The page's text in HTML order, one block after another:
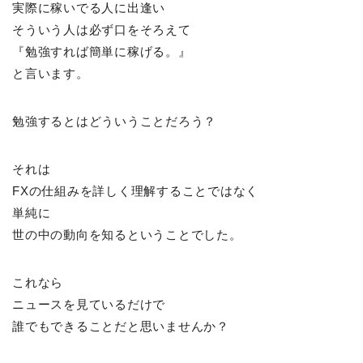
実際に稼いでる人に出逢い
そういう人は必ず口をそろえて
『勉強すれば簡単に稼げる。』
と言います。
勉強するとはどういうことだろう？
それは
FXの仕組みを詳しく理解することではなく
単純に
世の中の動向を知るということでした。
これなら
ニュースを見ているだけで
誰でもできることだと思いませんか？